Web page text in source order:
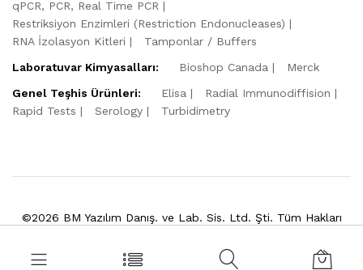
qPCR, PCR, Real Time PCR
Restriksiyon Enzimleri (Restriction Endonucleases)
RNA İzolasyon Kitleri
Tamponlar / Buffers
Laboratuvar Kimyasalları:
Bioshop Canada
Merck
Genel Teşhis Ürünleri:
Elisa
Radial Immunodiffision
Rapid Tests
Serology Turbidimetry
©2026 BM Yazılım Danış. ve Lab. Sis. Ltd. Şti. Tüm Hakları
Powered by